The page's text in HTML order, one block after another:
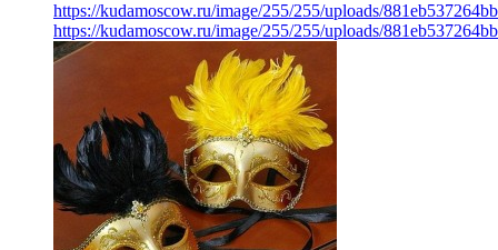
https://kudamoscow.ru/image/255/255/uploads/
https://kudamoscow.ru/image/255/255/uploads/